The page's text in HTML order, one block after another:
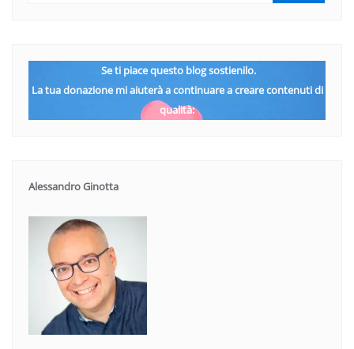
Se ti piace questo blog sostienilo.
La tua donazione mi aiuterà a continuare a creare contenuti di
qualità:
Alessandro Ginotta